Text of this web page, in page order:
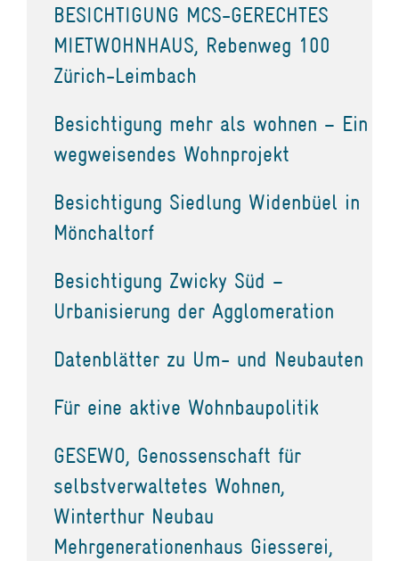
BESICHTIGUNG MCS-GERECHTES
MIETWOHNHAUS, Rebenweg 100
Zürich-Leimbach
Besichtigung mehr als wohnen – Ein
wegweisendes Wohnprojekt
Besichtigung Siedlung Widenbüel in
Mönchaltorf
Besichtigung Zwicky Süd –
Urbanisierung der Agglomeration
Datenblätter zu Um- und Neubauten
Für eine aktive Wohnbaupolitik
GESEWO, Genossenschaft für
selbstverwaltetes Wohnen,
Winterthur Neubau
Mehrgenerationenhaus Giesserei,